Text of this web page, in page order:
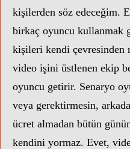
kişilerden söz edeceğim.
birkaç oyuncu kullanmak
kişileri kendi çevresinden
video işini üstlenen ekip
oyuncu getirir. Senaryo
veya gerektirmesin,
ücret almadan bütün
kendini yormaz. Evet,